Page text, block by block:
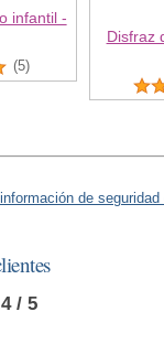
infantil -
(5)
Disfraz
de seguridad
/ 5